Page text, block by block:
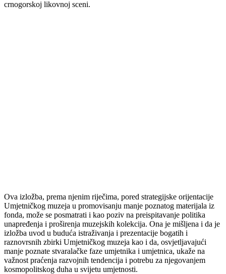
crnogorskoj likovnoj sceni.
Ova izložba, prema njenim riječima, pored strategijske orijentacije
Umjetničkog muzeja u promovisanju manje poznatog materijala iz
fonda, može se posmatrati i kao poziv na preispitavanje politika
unapređenja i proširenja muzejskih kolekcija. Ona je mišljena i da je
izložba uvod u buduća istraživanja i prezentacije bogatih i
raznovrsnih zbirki Umjetničkog muzeja kao i da, osvjetljavajući
manje poznate stvaralačke faze umjetnika i umjetnica, ukaže na
važnost praćenja razvojnih tendencija i potrebu za njegovanjem
kosmopolitskog duha u svijetu umjetnosti.